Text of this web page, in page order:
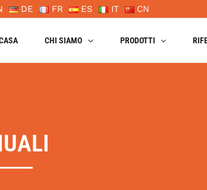
DE FR ES IT CN
CHI SIAMO PRODOTTI